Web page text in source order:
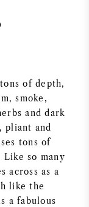
of depth,
smoke,
and dark
pliant and
tons of
so many
across as a
like the
a fabulous